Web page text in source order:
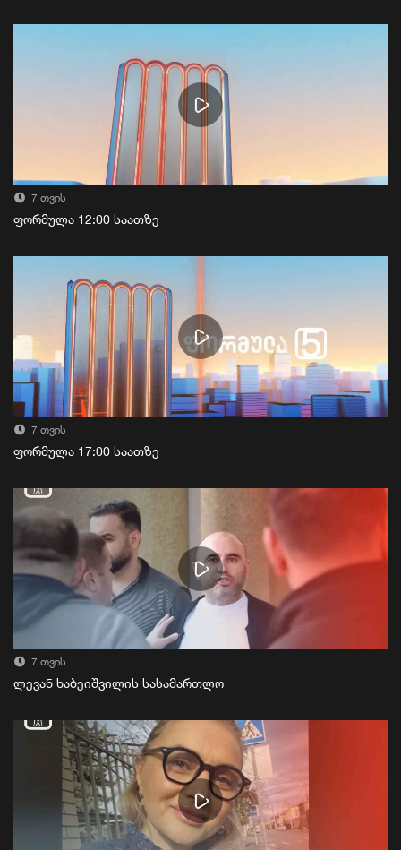
7 თვის
ფორმულა 12:00 საათზე
7 თვის
ფორმულა 17:00 საათზე
7 თვის
ლევან ხაბეიშვილის სასამართლო